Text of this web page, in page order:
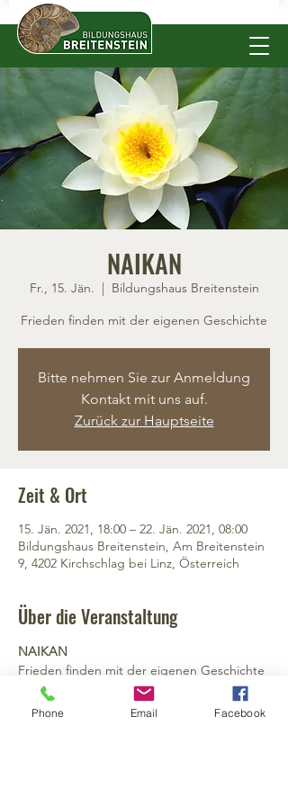
NAIKAN
Fr., 15. Jän.
  |
Bildungshaus Breitenstein
Frieden finden mit der eigenen Geschichte
Bitte nehmen Sie zur Anmeldung
Kontakt mit uns auf.
Zurück zur Hauptseite
Zeit & Ort
15. Jän. 2021, 18:00 – 22. Jän. 2021, 08:00
Bildungshaus Breitenstein, Am Breitenstein
9, 4202 Kirchschlag bei Linz, Österreich
Über die Veranstaltung
NAIKAN
Frieden finden mit der eigenen Geschichte
nai - Innen,   kan - Schau
Was ist NAIKAN?
Phone Email Facebook